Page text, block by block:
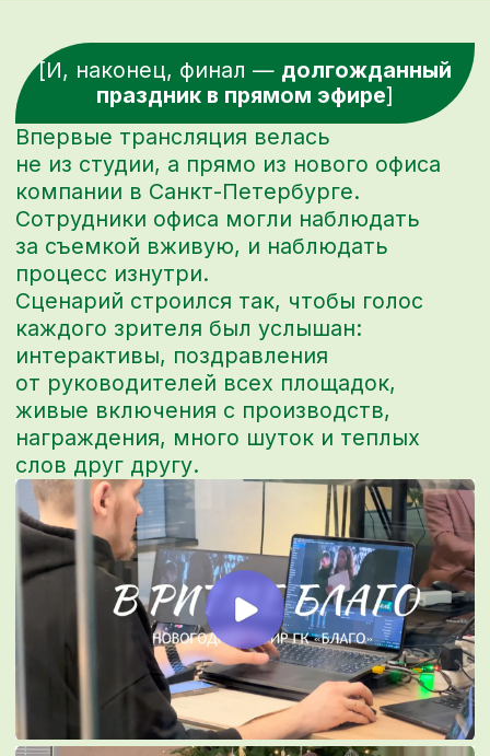
[ ОНЛАЙН-ВЕЧЕРИНКА ДЛЯ
НОВЫХ СОТРУДНИКОВ
КОМПАНИИ ]
[ ДРАЙВЕРСКИЙ КВИЗ:
ТИМБИЛДИНГ ДЛЯ
АМБАССАДОРОВ «АВИТО» ]